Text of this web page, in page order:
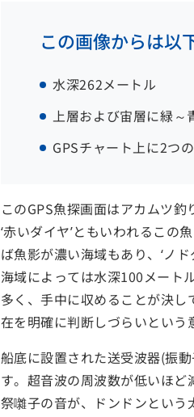
この画像からは以
水深262メートル
上層および宙層に緑～
GPSチャート上に2つ
このGPS魚探画面はアカムツ釣
‘赤いダイヤ’ともいわれるこ
ば魚影が濃い海域もあり、‘ノ
海域によっては水深100メート
多く、手中に収めることが決
在を明確に判断しづらいという
船底に設置された送受波器(振
す。超音波の周波数が低いほ
祭囃子の音が、ドンドンとい